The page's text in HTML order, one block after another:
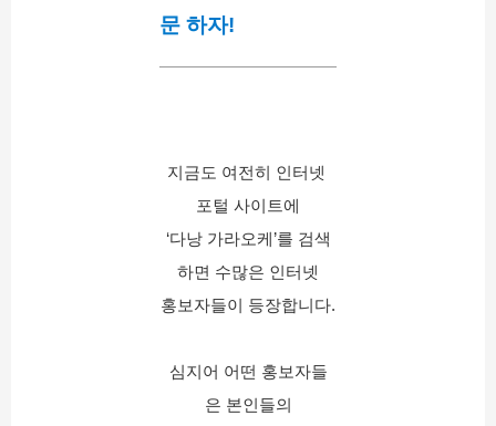
문 하자!
지금도 여전히 인터넷
포털 사이트에
‘다낭 가라오케’를 검색
하면 수많은 인터넷
홍보자들이 등장합니다.
심지어 어떤 홍보자들
은 본인들의